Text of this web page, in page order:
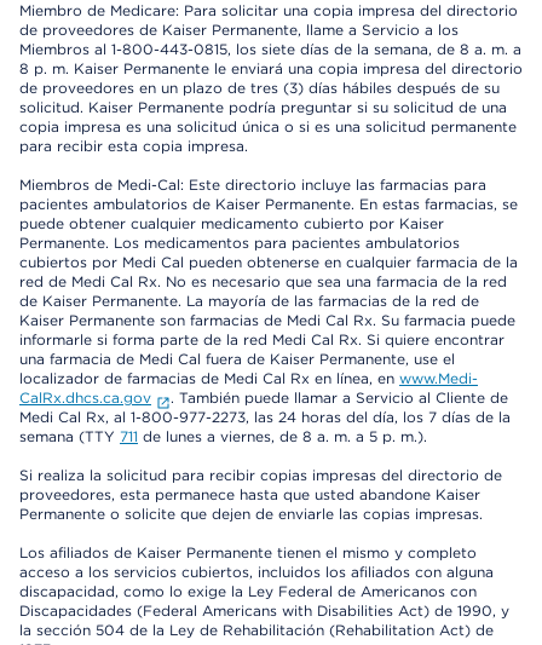
Miembro de Medicare: Para solicitar una copia impresa del directorio
de proveedores de Kaiser Permanente, llame a Servicio a los
Miembros al 1-800-443-0815, los siete días de la semana, de 8 a. m. a
8 p. m. Kaiser Permanente le enviará una copia impresa del directorio
de proveedores en un plazo de tres (3) días hábiles después de su
solicitud. Kaiser Permanente podría preguntar si su solicitud de una
copia impresa es una solicitud única o si es una solicitud permanente
para recibir esta copia impresa.
Miembros de Medi-Cal: Este directorio incluye las farmacias para
pacientes ambulatorios de Kaiser Permanente. En estas farmacias, se
puede obtener cualquier medicamento cubierto por Kaiser
Permanente. Los medicamentos para pacientes ambulatorios
cubiertos por Medi Cal pueden obtenerse en cualquier farmacia de la
red de Medi Cal Rx. No es necesario que sea una farmacia de la red
de Kaiser Permanente. La mayoría de las farmacias de la red de
Kaiser Permanente son farmacias de Medi Cal Rx. Su farmacia puede
informarle si forma parte de la red Medi Cal Rx. Si quiere encontrar
una farmacia de Medi Cal fuera de Kaiser Permanente, use el
localizador de farmacias de Medi Cal Rx en línea, en www.Medi-
CalRx.dhcs.ca.gov
. También puede llamar a Servicio al Cliente de
Medi Cal Rx, al 1-800-977-2273, las 24 horas del día, los 7 días de la
semana (TTY 711 de lunes a viernes, de 8 a. m. a 5 p. m.).
Si realiza la solicitud para recibir copias impresas del directorio de
proveedores, esta permanece hasta que usted abandone Kaiser
Permanente o solicite que dejen de enviarle las copias impresas.
Los afiliados de Kaiser Permanente tienen el mismo y completo
acceso a los servicios cubiertos, incluidos los afiliados con alguna
discapacidad, como lo exige la Ley Federal de Americanos con
Discapacidades (Federal Americans with Disabilities Act) de 1990, y
la sección 504 de la Ley de Rehabilitación (Rehabilitation Act) de